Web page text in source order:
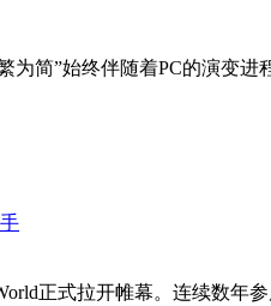
为简”始终伴随着PC的演变进
正式拉开帷幕。连续数年